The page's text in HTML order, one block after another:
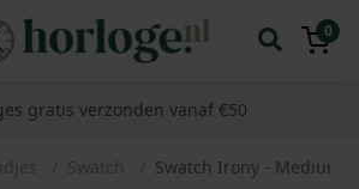
0
gratis verzonden vanaf €50
Swatch Swatch Irony - Medium -